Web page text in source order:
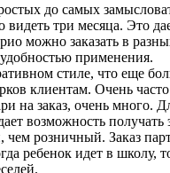
до самых
три месяца. Это
можно заказать в
применения.
стиле, что еще
клиентам. Очень
на заказ, очень много.
возможность
розничный. Заказ
ребенок идет в